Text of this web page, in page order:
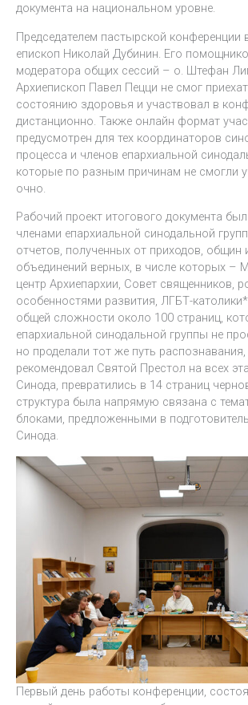
документа на национальном уровне.
Председателем пастырской конференции
епископ Николай Дубинин. Его
модератора общих сессий – о. Штефан
Архиепископ Павел Пецци не смог
состоянию здоровья и участвовал в
дистанционно. Также онлайн формат
предусмотрен для тех координаторов
процесса и членов епархиальной
которые по разным причинам не смогли
очно.
Рабочий проект итогового документа
членами епархиальной синодальной
отчетов, полученных от приходов, общин
объединений верных, в числе которых –
центр Архиепархии, Совет священников,
особенностями развития, ЛГБТ-
общей сложности около 100 страниц,
епархиальной синодальной группы не
но проделали тот же путь
рекомендовал Святой Престол на всех
Синода, превратились в 14 страниц
структура была напрямую связана с
блоками, предложенными в
Синода.
Первый день работы конференции,